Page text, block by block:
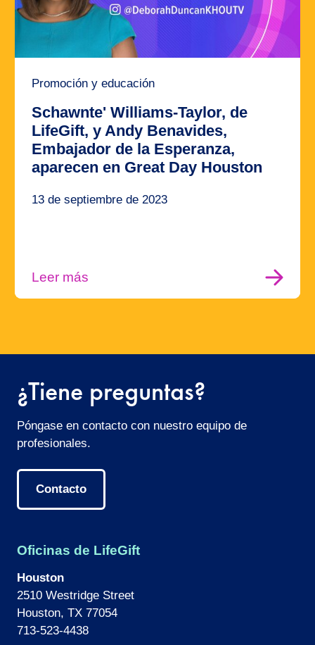
Promoción y educación
Schawnte' Williams-Taylor, de
LifeGift, y Andy Benavides,
Embajador de la Esperanza,
aparecen en Great Day Houston
13 de septiembre de 2023
Leer más
¿Tiene preguntas?
Póngase en contacto con nuestro equipo de
profesionales.
Contacto
Oficinas de LifeGift
Houston
2510 Westridge Street
Houston, TX 77054
713-523-4438